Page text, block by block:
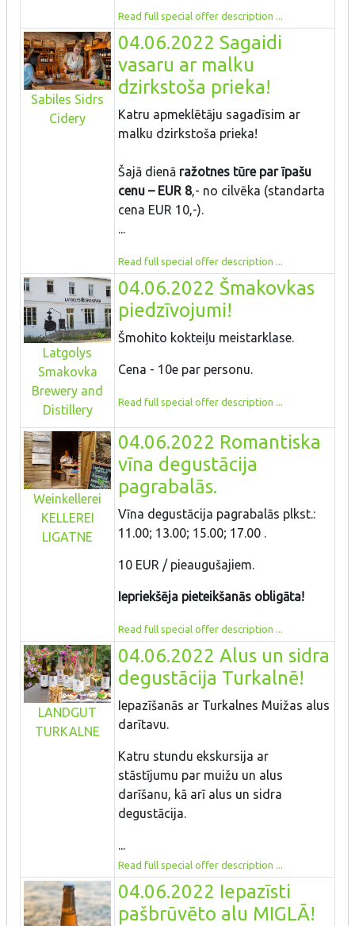
Read full special offer description ...
Sabiles Sidrs
Cidery
04.06.2022 Sagaidi
vasaru ar malku
dzirkstoša prieka!
Katru apmeklētāju sagadīsim ar
malku dzirkstoša prieka!
Šajā dienā ražotnes tūre par īpašu
cenu – EUR 8,- no cilvēka (standarta
cena EUR 10,-).
...
Read full special offer description ...
Latgolys
Smakovka
Brewery and
Distillery
04.06.2022 Šmakovkas
piedzīvojumi!
Šmohito kokteiļu meistarklase.
Cena - 10e par personu.
Read full special offer description ...
Weinkellerei
KELLEREI
LIGATNE
04.06.2022 Romantiska
vīna degustācija
pagrabalās.
Vīna degustācija pagrabalās plkst.:
11.00; 13.00; 15.00; 17.00 .
10 EUR / pieaugušajiem.
Iepriekšēja pieteikšanās obligāta!
Read full special offer description ...
LANDGUT
TURKALNE
04.06.2022 Alus un sidra
degustācija Turkalnē!
Iepazīšanās ar Turkalnes Muižas alus
darītavu.
Katru stundu ekskursija ar
stāstījumu par muižu un alus
darīšanu, kā arī alus un sidra
degustācija.
...
Read full special offer description ...
04.06.2022 Iepazīsti
pašbrūvēto alu MIGLĀ!